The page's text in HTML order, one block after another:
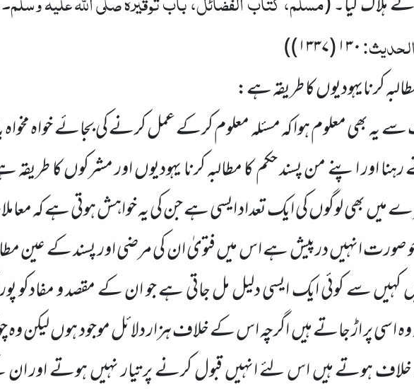
۱۳۰(۱۳۳۷))
کرنایہودیوں کا طریقہ ہے:
بھی معلوم ہوا کہ مسئلہ معلوم کرکے عمل کرنے کی بجائے خواہ
اور اپنے من پسند حکم کا مطالبہ کرنا یہودیوں اور مشرکوں کا
بھی لوگوں کی ایک تعداد ایسی ہے جن کی یہ خواہش ہوتی ہے کہ
صورت انہیں درپیش ہے اس میں فتویٰ ان کی مرضی اور پسند کے عین
کہیں سے کوئی ایک ایسی دلیل مل جاتی ہے جو ان کے مقصد و مفادکو
اسی پر اڑ جاتے ہیں اگرچہ اس کے خلاف ہزار دلائل موجود ہوں لیکن وہ
ہوتے ہیں اس لئے انہیں قبول کرنے پر تیار نہیں ہوتے اور